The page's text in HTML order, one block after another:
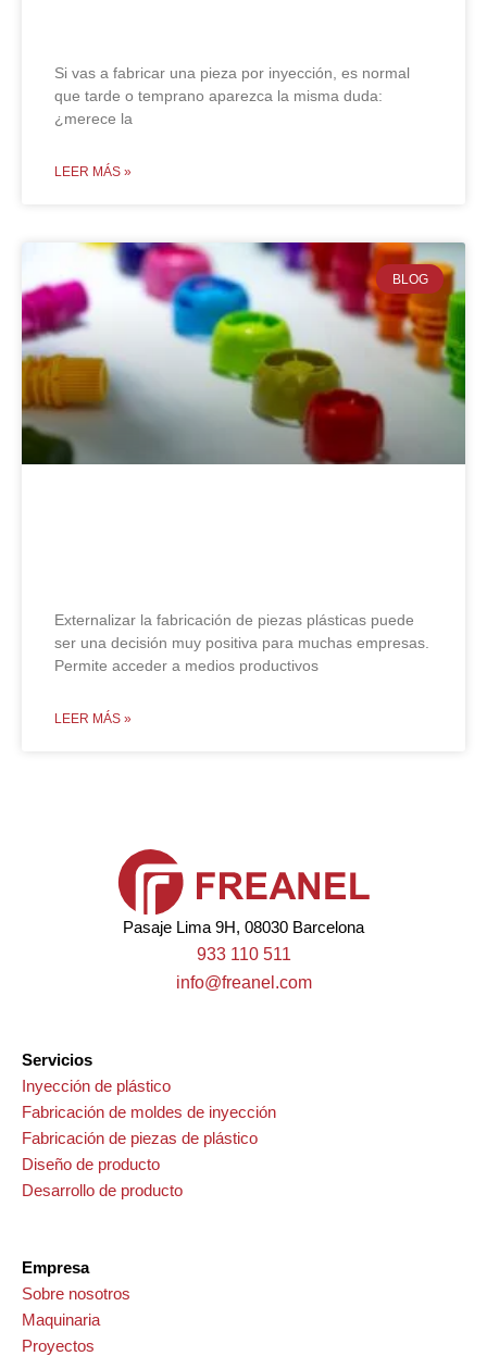
Si vas a fabricar una pieza por inyección, es normal
que tarde o temprano aparezca la misma duda:
¿merece la
LEER MÁS »
BLOG
Externalizar la fabricación de piezas plásticas puede
ser una decisión muy positiva para muchas empresas.
Permite acceder a medios productivos
LEER MÁS »
Pasaje Lima 9H, 08030 Barcelona
933 110 511
info@freanel.com
Servicios
Inyección de plástico
Fabricación de moldes de inyección
Fabricación de piezas de plástico
Diseño de producto
Desarrollo de producto
Empresa
Sobre nosotros
Maquinaria
Proyectos